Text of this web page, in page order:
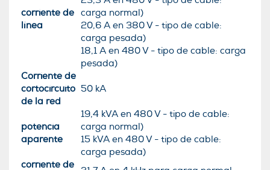
corriente de
línea
carga normal)
20,6 A en 380 V - tipo de cable:
carga pesada)
18,1 A en 480 V - tipo de cable: carga
pesada)
Corriente de
cortocircuito
de la red
50 kA
potencia
aparente
19,4 kVA en 480 V - tipo de cable:
carga normal)
15 kVA en 480 V - tipo de cable:
carga pesada)
corriente de